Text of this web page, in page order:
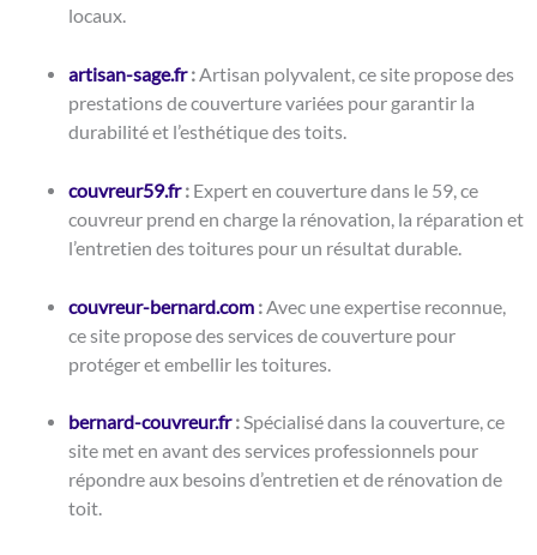
locaux.
artisan-sage.fr:Artisan polyvalent, ce site propose des
prestations de couverture variées pour garantir la
durabilité et l’esthétique des toits.
couvreur59.fr: Expert en couverture dans le 59, ce
couvreur prend en charge la rénovation, la réparation et
l’entretien des toitures pour un résultat durable.
couvreur-bernard.com: Avec une expertise reconnue,
ce site propose des services de couverture pour
protéger et embellir les toitures.
bernard-couvreur.fr:Spécialisé dans la couverture, ce
site met en avant des services professionnels pour
répondre aux besoins d’entretien et de rénovation de
toit.